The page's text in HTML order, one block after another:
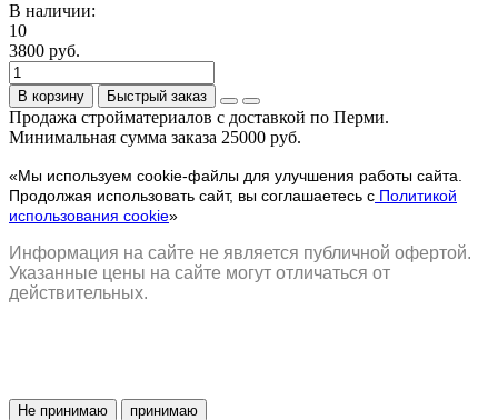
В наличии:
10
3800 руб.
В корзину Быстрый заказ
Продажа стройматериалов с доставкой по Перми.
Минимальная сумма заказа 25000 руб.
«Мы используем cookie-файлы для улучшения работы сайта.
Продолжая использовать сайт, вы соглашаетесь с Политикой
использования cookie»
Информация на сайте не является публичной офертой.
Указанные цены на сайте могут отличаться от
действительных.
Не принимаю принимаю